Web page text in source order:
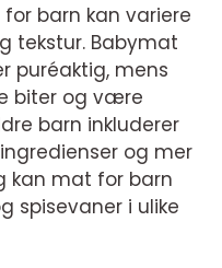
barn kan variere
tekstur. Babymat
puréaktig, mens
biter og være
barn inkluderer
og mer
kan mat for barn
spisevaner i ulike